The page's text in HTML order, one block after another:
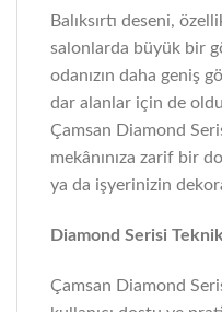
Balıksırtı deseni,
salonlarda büyük bir
odanızın daha geniş
dar alanlar için de
Çamsan Diamond
mekânınıza zarif bir
ya da işyerinizin
Diamond Serisi
Çamsan Diamond